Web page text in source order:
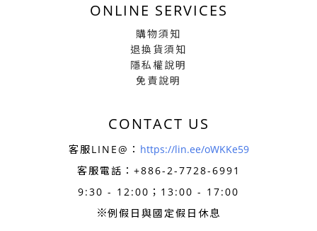
ONLINE SERVICES
購物須知
退換貨須知
隱私權說明
免責說明
CONTACT US
客服LINE@： https://lin.ee/oWKKe59
客服電話：+886-2-7728-6991
9:30 - 12:00；13:00 - 17:00
※例假日與國定假日休息